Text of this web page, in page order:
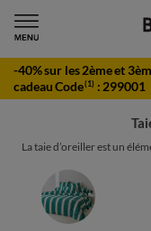
-40% sur les 2ème et
cadeau Code(1) : 299001
La taie d’oreiller est un